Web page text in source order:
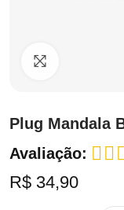
Plug Mandala
Avaliação:
R$ 34,90